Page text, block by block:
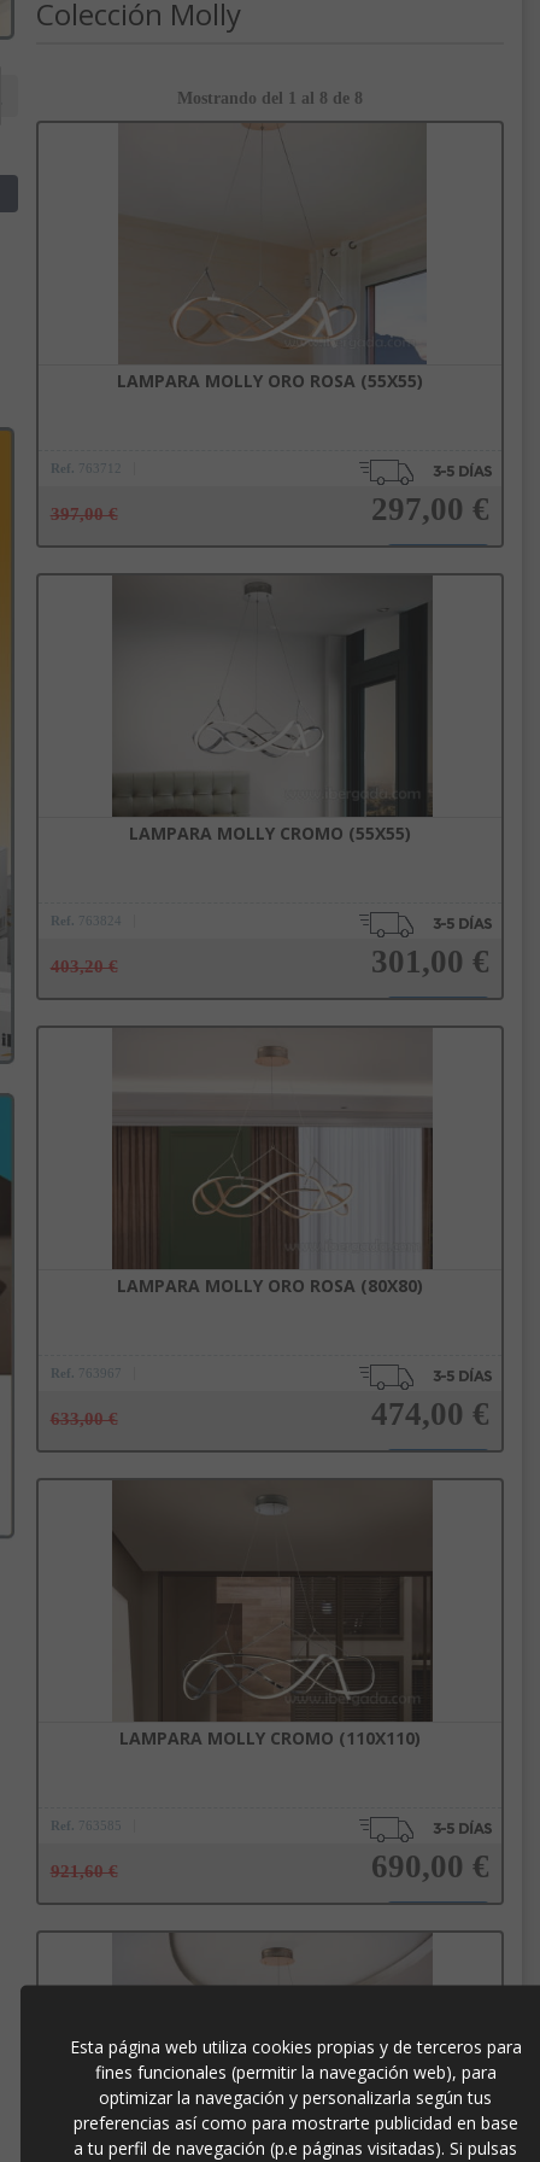
Colección Molly
Mostrando del 1 al 8 de 8
LAMPARA MOLLY ORO ROSA (55X55)
Ref. 763712
397,00 € 297,00 €
LAMPARA MOLLY CROMO (55X55)
Ref. 763824
403,20 € 301,00 €
Añadir a la cesta
LAMPARA MOLLY ORO ROSA (80X80)
Ref. 763967
633,00 € 474,00 €
Añadir a la cesta
LAMPARA MOLLY CROMO (110X110)
Ref. 763585
921,60 € 690,00 €
Añadir a la cesta
Esta página web utiliza cookies propias y de terceros para
fines funcionales (permitir la navegación web), para
optimizar la navegación y personalizarla según tus
preferencias así como para mostrarte publicidad en base
a tu perfil de navegación (p.e páginas visitadas). Si pulsas